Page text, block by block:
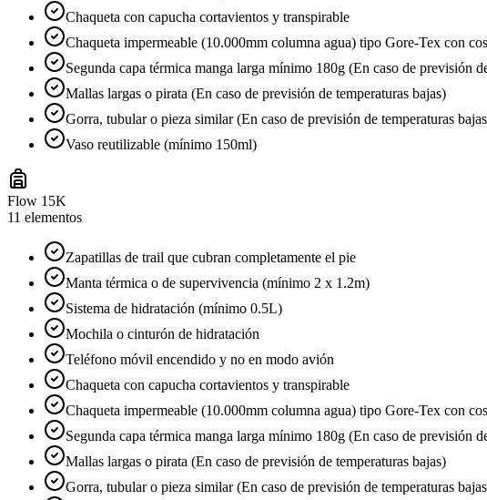
Chaqueta con capucha cortavientos y transpirable
Chaqueta impermeable (10.000mm columna agua) tipo Gore-Tex con
Segunda capa térmica manga larga mínimo 180g (En caso de previsión
Mallas largas o pirata (En caso de previsión de temperaturas bajas)
Gorra, tubular o pieza similar (En caso de previsión de temperaturas
Vaso reutilizable (mínimo 150ml)
Flow 15K
11 elementos
Zapatillas de trail que cubran completamente el pie
Manta térmica o de supervivencia (mínimo 2 x 1.2m)
Sistema de hidratación (mínimo 0.5L)
Mochila o cinturón de hidratación
Teléfono móvil encendido y no en modo avión
Chaqueta con capucha cortavientos y transpirable
Chaqueta impermeable (10.000mm columna agua) tipo Gore-Tex con
Segunda capa térmica manga larga mínimo 180g (En caso de previsión
Mallas largas o pirata (En caso de previsión de temperaturas bajas)
Gorra, tubular o pieza similar (En caso de previsión de temperaturas